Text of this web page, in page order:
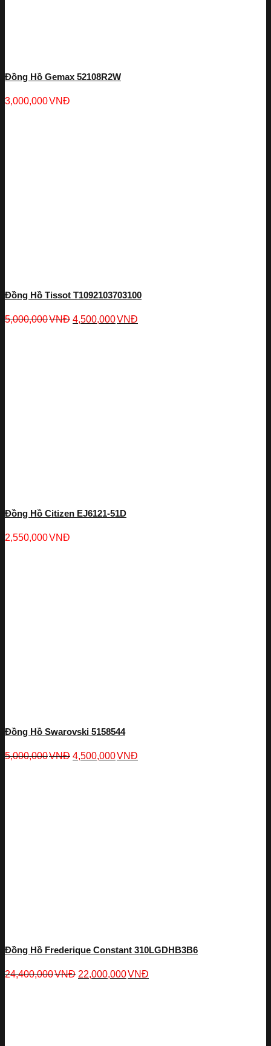
Đồng Hồ Gemax 52108R2W
3,000,000VNĐ
Đồng Hồ Tissot T1092103703100
5,000,000VNĐ 4,500,000VNĐ
Đồng Hồ Citizen EJ6121-51D
2,550,000VNĐ
Đồng Hồ Swarovski 5158544
5,000,000VNĐ 4,500,000VNĐ
Đồng Hồ Frederique Constant 310LGDHB3B6
24,400,000VNĐ 22,000,000VNĐ